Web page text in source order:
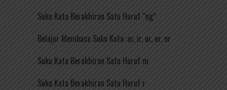
Suku Kata Berakhiran Satu Huruf “ng”
Belajar Membaca Suku Kata: ar, ir, ur, er, or
Suku Kata Berakhiran Satu Huruf m
Suku Kata Berakhiran Satu Huruf r